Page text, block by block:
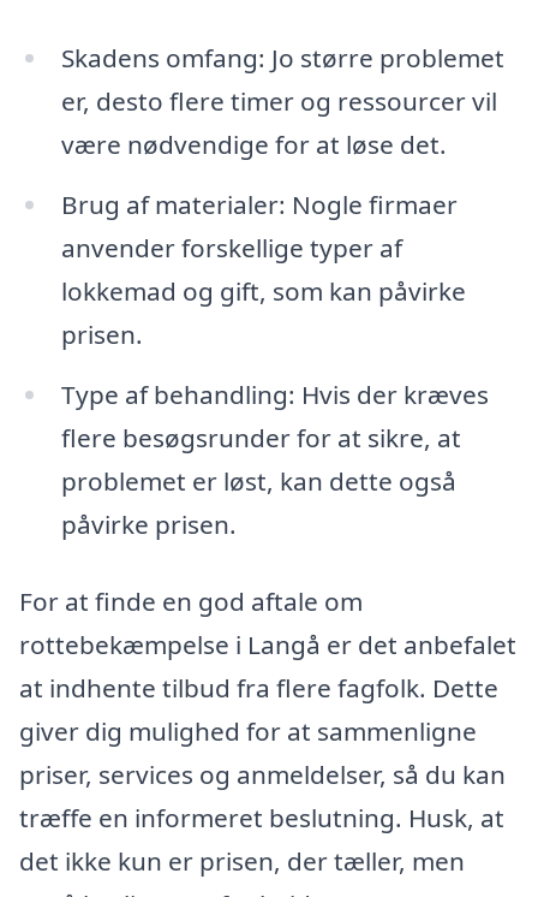
Skadens omfang: Jo større problemet
er, desto flere timer og ressourcer vil
være nødvendige for at løse det.
Brug af materialer: Nogle firmaer
anvender forskellige typer af
lokkemad og gift, som kan påvirke
prisen.
Type af behandling: Hvis der kræves
flere besøgsrunder for at sikre, at
problemet er løst, kan dette også
påvirke prisen.
For at finde en god aftale om
rottebekæmpelse i Langå er det anbefalet
at indhente tilbud fra flere fagfolk. Dette
giver dig mulighed for at sammenligne
priser, services og anmeldelser, så du kan
træffe en informeret beslutning. Husk, at
det ikke kun er prisen, der tæller, men